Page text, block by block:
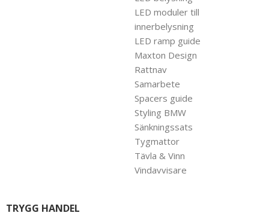
LED moduler till
innerbelysning
LED ramp guide
Maxton Design
Rattnav
Samarbete
Spacers guide
Styling BMW
Sänkningssats
Tygmattor
Tävla & Vinn
Vindavvisare
TRYGG HANDEL